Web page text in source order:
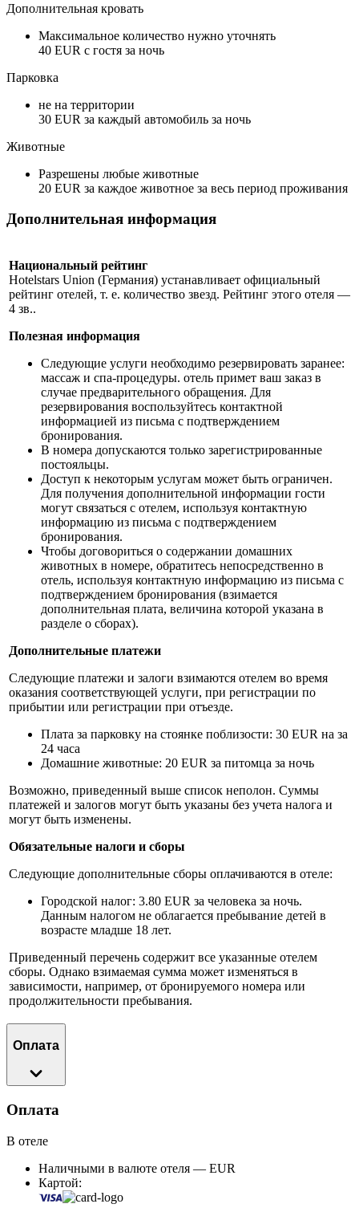
Дополнительная кровать
Максимальное количество нужно уточнять
40 EUR с гостя за ночь
Парковка
не на территории
30 EUR за каждый автомобиль за ночь
Животные
Разрешены любые животные
20 EUR за каждое животное за весь период проживания
Дополнительная информация
Национальный рейтинг
Hotelstars Union (Германия) устанавливает официальный
рейтинг отелей, т. е. количество звезд. Рейтинг этого отеля —
4 зв..
Полезная информация
Следующие услуги необходимо резервировать заранее:
массаж и спа-процедуры. отель примет ваш заказ в
случае предварительного обращения. Для
резервирования воспользуйтесь контактной
информацией из письма с подтверждением
бронирования.
В номера допускаются только зарегистрированные
постояльцы.
Доступ к некоторым услугам может быть ограничен.
Для получения дополнительной информации гости
могут связаться с отелем, используя контактную
информацию из письма с подтверждением
бронирования.
Чтобы договориться о содержании домашних
животных в номере, обратитесь непосредственно в
отель, используя контактную информацию из письма с
подтверждением бронирования (взимается
дополнительная плата, величина которой указана в
разделе о сборах).
Дополнительные платежи
Следующие платежи и залоги взимаются отелем во время
оказания соответствующей услуги, при регистрации по
прибытии или регистрации при отъезде.
Плата за парковку на стоянке поблизости: 30 EUR на за
24 часа
Домашние животные: 20 EUR за питомца за ночь
Возможно, приведенный выше список неполон. Суммы
платежей и залогов могут быть указаны без учета налога и
могут быть изменены.
Обязательные налоги и сборы
Следующие дополнительные сборы оплачиваются в отеле:
Городской налог: 3.80 EUR за человека за ночь.
Данным налогом не облагается пребывание детей в
возрасте младше 18 лет.
Приведенный перечень содержит все указанные отелем
сборы. Однако взимаемая сумма может изменяться в
зависимости, например, от бронируемого номера или
продолжительности пребывания.
Оплата
Оплата
В отеле
Наличными в валюте отеля — EUR
Картой: